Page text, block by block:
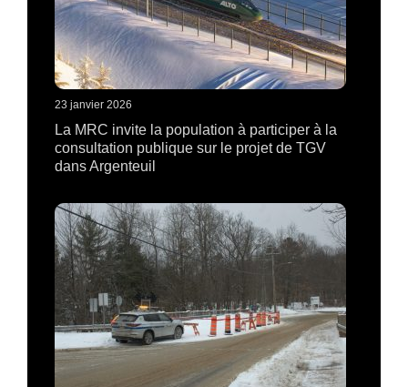
23 janvier 2026
La MRC invite la population à participer à la
consultation publique sur le projet de TGV
dans Argenteuil